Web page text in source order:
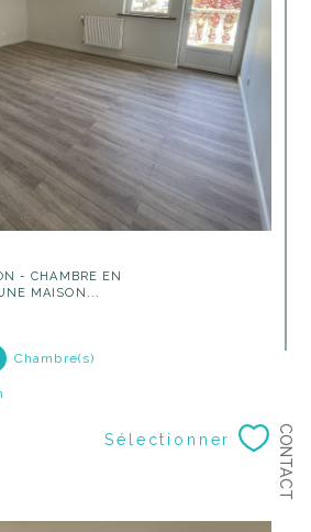
CONTACT
- CHAMBRE EN
MAISON...
Chambre(s)
Sélectionner